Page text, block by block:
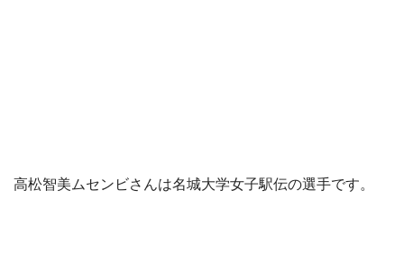
高松智美ムセンビさんは名城大学女子駅伝の選手です。